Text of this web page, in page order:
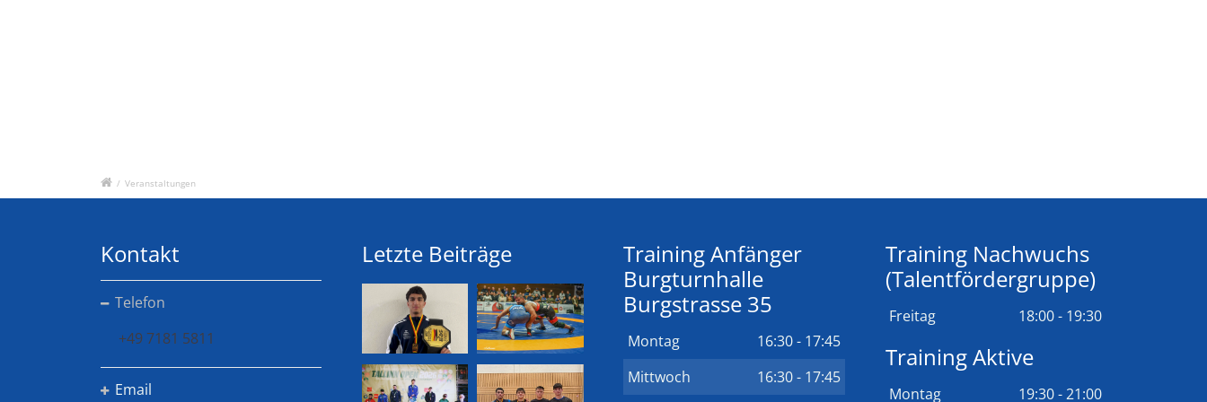
/ Veranstaltungen
Kontakt
Telefon
+49 7181 5811
Email
Letzte Beiträge
Training Anfänger
Burgturnhalle
Burgstrasse 35
Montag
16:30 - 17:45
Mittwoch
16:30 - 17:45
Training Nachwuchs
(Talentfördergruppe)
Freitag 18:00 - 19:30
Training Aktive
Montag 19:30 - 21:00